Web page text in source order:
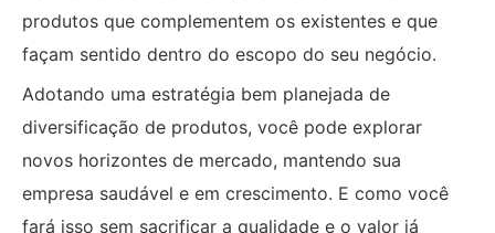
produtos que complementem os existentes e que
façam sentido dentro do escopo do seu negócio.
Adotando uma estratégia bem planejada de
diversificação de produtos, você pode explorar
novos horizontes de mercado, mantendo sua
empresa saudável e em crescimento. E como você
fará isso sem sacrificar a qualidade e o valor já